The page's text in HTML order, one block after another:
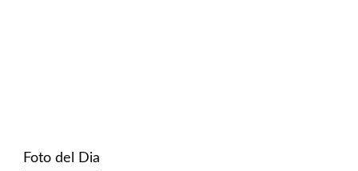
Foto del Dia